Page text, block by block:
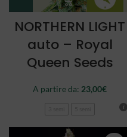
NORTHERN LIGHT
auto – Royal
Queen Seeds
A partire da: 23,00€